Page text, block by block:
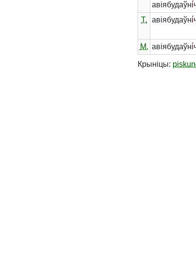
авіябудаўні́
Т.
авіябудаўні́
М. авіябудаўні́
Крыніцы: